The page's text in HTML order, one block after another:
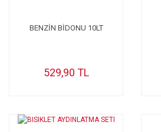
BENZİN BİDONU 10LT
529,90 TL